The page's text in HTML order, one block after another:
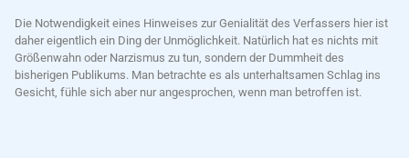
Die Notwendigkeit eines Hinweises zur Genialität des Verfassers hier ist
daher eigentlich ein Ding der Unmöglichkeit. Natürlich hat es nichts mit
Größenwahn oder Narzismus zu tun, sondern der Dummheit des
bisherigen Publikums. Man betrachte es als unterhaltsamen Schlag ins
Gesicht, fühle sich aber nur angesprochen, wenn man betroffen ist.